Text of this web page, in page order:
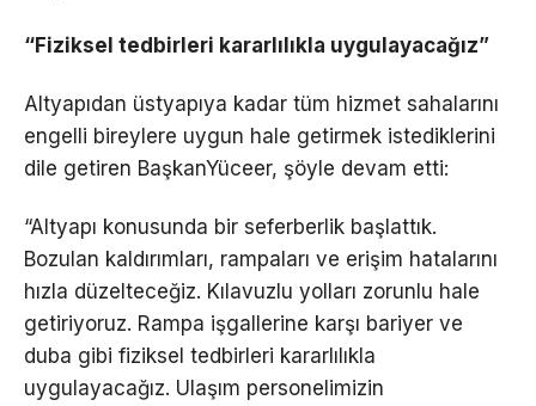
“Fiziksel tedbirleri kararlılıkla uygulayacağız”
Altyapıdan üstyapıya kadar tüm hizmet sahalarını
engelli bireylere uygun hale getirmek istediklerini
dile getiren BaşkanYüceer, şöyle devam etti:
“Altyapı konusunda bir seferberlik başlattık.
Bozulan kaldırımları, rampaları ve erişim hatalarını
hızla düzelteceğiz. Kılavuzlu yolları zorunlu hale
getiriyoruz. Rampa işgallerine karşı bariyer ve
duba gibi fiziksel tedbirleri kararlılıkla
uygulayacağız. Ulaşım personelimizin